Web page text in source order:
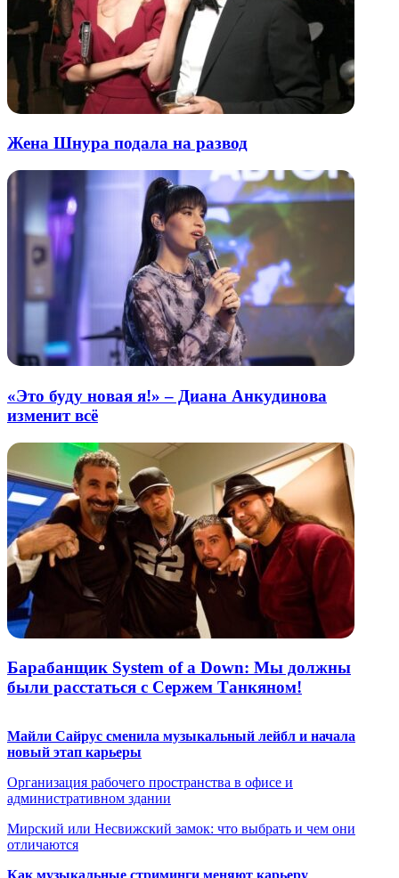
Жена Шнура подала на развод
«Это буду новая я!» – Диана Анкудинова
изменит всё
Барабанщик System of a Down: Мы должны
были расстаться с Сержем Танкяном!
Майли Сайрус сменила музыкальный лейбл и начала
новый этап карьеры
Организация рабочего пространства в офисе и
административном здании
Мирский или Несвижский замок: что выбрать и чем они
отличаются
Как музыкальные стриминги меняют карьеру